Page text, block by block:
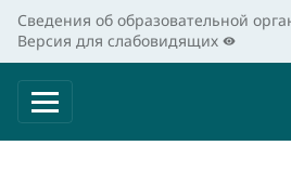
Сведения об образовательной
Версия для слабовидящих